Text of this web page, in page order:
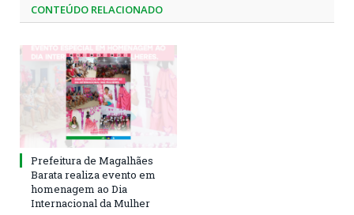
CONTEÚDO RELACIONADO
Prefeitura de Magalhães
Barata realiza evento em
homenagem ao Dia
Internacional da Mulher